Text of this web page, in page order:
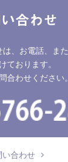
合わせ
、お電話、ま
ております。
合わせください。
い合わせ